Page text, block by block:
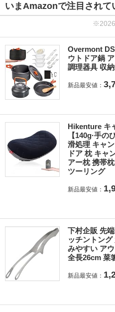
いまAmazonで注目されて
※2026
Overmont
ウトドア鍋
調理器具 収
新品最安値：
Hikenture キ
【140g·手
滑処理 キャ
ドア 枕 キャ
アー枕 携帯
ツーリング
新品最安値：
下村企販 先
ッチントン
みやすい ア
全長26cm 菜
新品最安値：